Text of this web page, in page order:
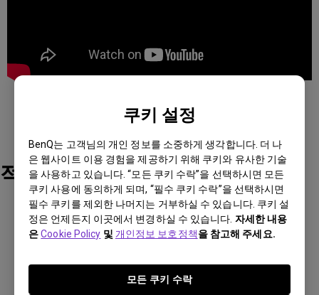
쿠키 설정
BenQ는 고객님의 개인 정보를 소중하게 생각합니다. 더 나
은 웹사이트 이용 경험을 제공하기 위해 쿠키와 유사한 기술
을 사용하고 있습니다. “모든 쿠키 수락”을 선택하시면 모든
쿠키 사용에 동의하게 되며, “필수 쿠키 수락”을 선택하시면
필수 쿠키를 제외한 나머지는 거부하실 수 있습니다. 쿠키 설
정은 언제든지 이곳에서 변경하실 수 있습니다. 자세한 내용
은Cookie Policy 및 개인정보 보호정책을 참고해 주세요.
모든 쿠키 수락
적용 모델
이 답변이 도움이 되셨습니까?